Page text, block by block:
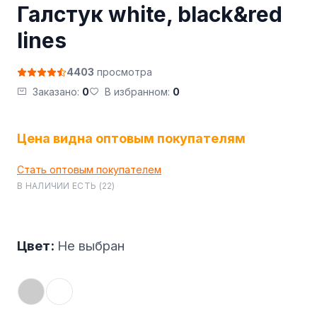
Галстук white, black&red
lines
4403 просмотра
Заказано: 0 В избранном: 0
Цена видна оптовым покупателям
Стать оптовым покупателем
В НАЛИЧИИ ЕСТЬ (22)
Цвет: Не выбран